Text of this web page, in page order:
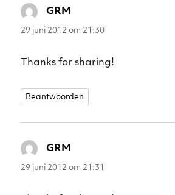
GRM
29 juni 2012 om 21:30
Thanks for sharing!
Beantwoorden
GRM
29 juni 2012 om 21:31